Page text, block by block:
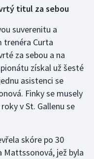
titul za sebou
suverenitu a
trenéra Curta
za sebou a na
získal už šesté
asistenci se
Finky se musely
v St. Gallenu se
skóre po 30
Mattssonová, jež byla